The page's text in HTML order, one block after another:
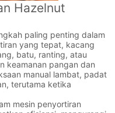
Hazelnut
paling penting dalam
yang tepat, kacang
batu, ranting, atau
keamanan pangan dan
manual lambat, padat
terutama ketika
mesin penyortiran